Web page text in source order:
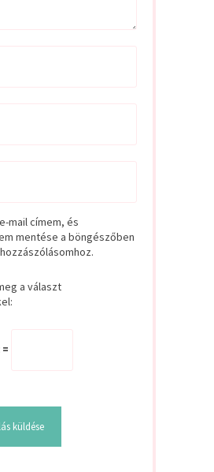
mail címem, és
mentése a böngészőben
a választ